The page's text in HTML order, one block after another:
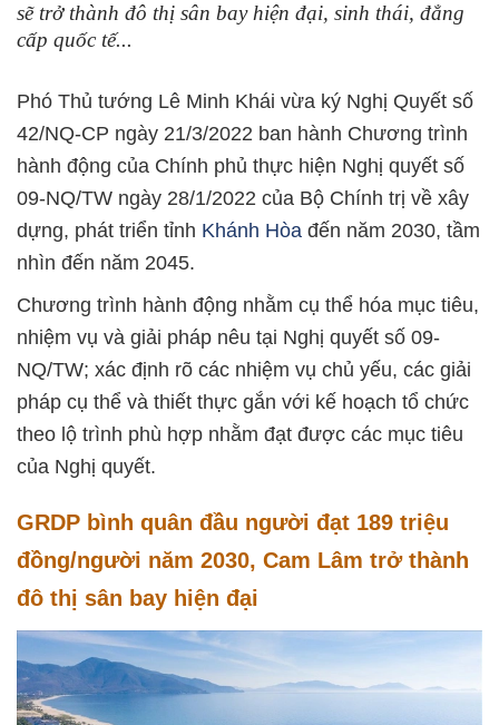
sẽ trở thành đô thị sân bay hiện đại, sinh thái, đẳng
cấp quốc tế...
Phó Thủ tướng Lê Minh Khái vừa ký Nghị Quyết số
42/NQ-CP ngày 21/3/2022 ban hành Chương trình
hành động của Chính phủ thực hiện Nghị quyết số
09-NQ/TW ngày 28/1/2022 của Bộ Chính trị về xây
dựng, phát triển tỉnh Khánh Hòa đến năm 2030, tầm
nhìn đến năm 2045.
Chương trình hành động nhằm cụ thể hóa mục tiêu,
nhiệm vụ và giải pháp nêu tại Nghị quyết số 09-
NQ/TW; xác định rõ các nhiệm vụ chủ yếu, các giải
pháp cụ thể và thiết thực gắn với kế hoạch tổ chức
theo lộ trình phù hợp nhằm đạt được các mục tiêu
của Nghị quyết.
GRDP bình quân đầu người đạt 189 triệu
đồng/người năm 2030, Cam Lâm trở thành
đô thị sân bay hiện đại